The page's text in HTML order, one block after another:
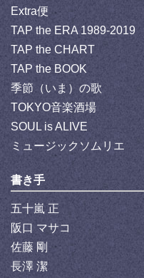
Extra便
TAP the ERA 1989-2019
TAP the CHART
TAP the BOOK
季節（いま）の歌
TOKYO音楽酒場
SOUL is ALIVE
ミュージックソムリエ
書き手
五十嵐 正
阪口 マサコ
佐藤 剛
長澤 潔